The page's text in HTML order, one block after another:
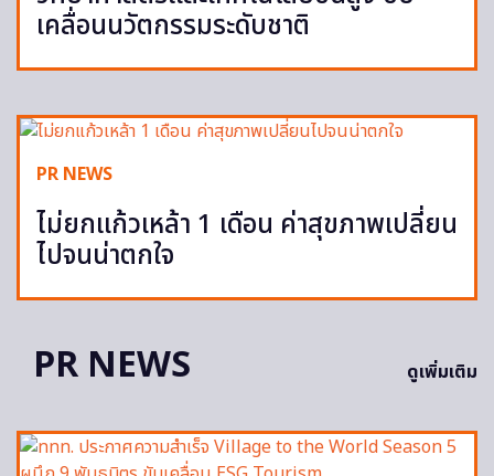
เคลื่อนนวัตกรรมระดับชาติ
PR NEWS
ไม่ยกแก้วเหล้า 1 เดือน ค่าสุขภาพเปลี่ยน
ไปจนน่าตกใจ
PR NEWS ดูเพิ่มเติม